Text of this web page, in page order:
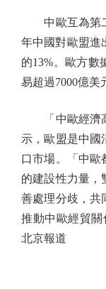
中歐互為第二
年中國對歐盟進
的13%。歐方數
易超過7000億美
「中歐經濟高
示，歐盟是中國
口市場。「中歐
的建設性力量，
善處理分歧，共
推動中歐經貿
北京報道